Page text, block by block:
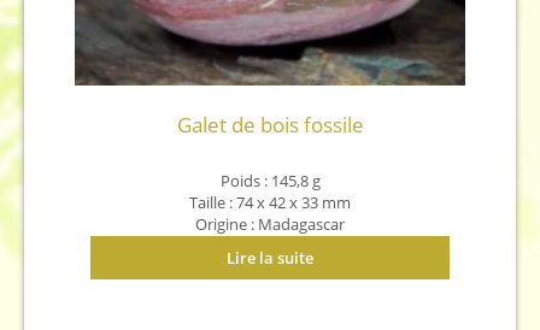
Galet de bois fossile
Poids : 145,8 g
Taille : 74 x 42 x 33 mm
Origine : Madagascar
Lire la suite